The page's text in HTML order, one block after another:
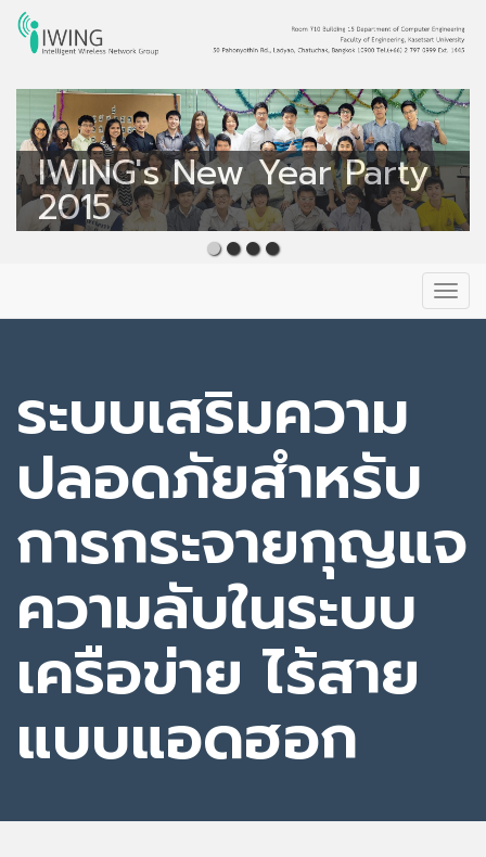
IWING
Intelligent Wireless
Network Group
IWING's New Year Party
2015
ระบบเสริมความ
ปลอดภัยสำหรับ
การกระจายกุญแจ
ความลับในระบบ
เครือข่าย ไร้สาย
แบบแอดฮอก